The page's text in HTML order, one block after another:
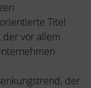
Titel
der vor allem
der